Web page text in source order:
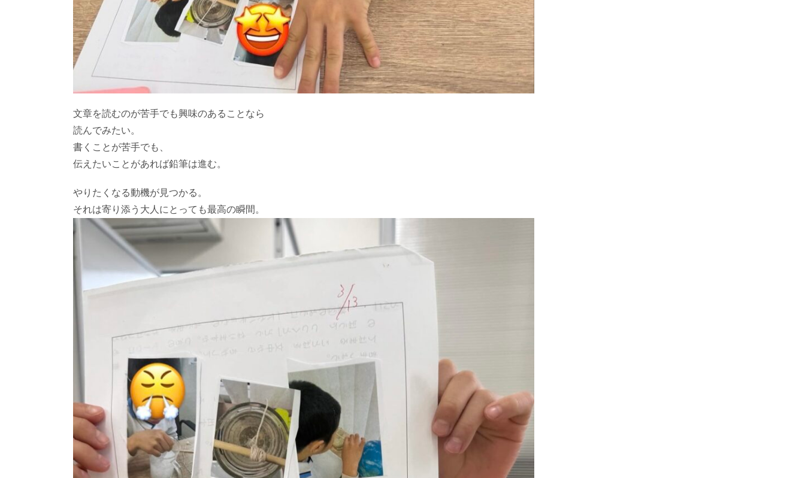
文章を読むのが苦手でも興味のあることなら
読んでみたい。
書くことが苦手でも、
伝えたいことがあれば鉛筆は進む。
やりたくなる動機が見つかる。
それは寄り添う大人にとっても最高の瞬間。